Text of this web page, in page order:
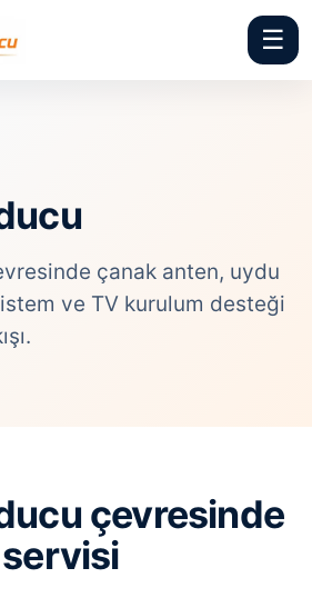
☰
çanak anten, uydu
ve TV kurulum desteği
çevresinde
servisi